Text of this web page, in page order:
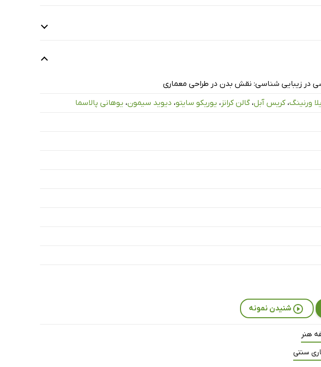
یک: از ساختمان تا معماری- قسمت اول
در زیبایی شناسی: نقش بدن در طراحی معماری
ورنینگ،کریس آبل،گالن کرانز ، یوریکو سایتو، دیوید سیمون، یوهانی پالاسما
شنیدن نمونه
هنر
سنتی